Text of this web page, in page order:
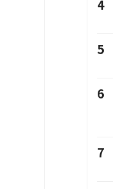
4
5
6
7